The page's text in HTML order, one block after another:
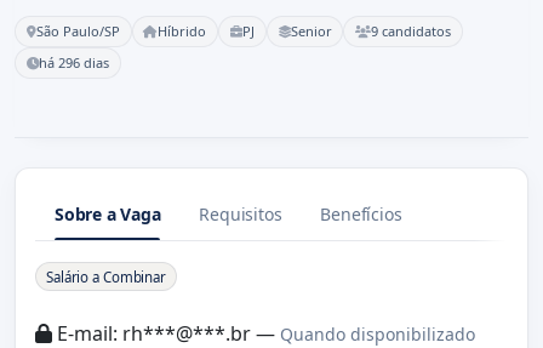
São Paulo/SP Híbrido PJ Senior
9 candidatos
há 296 dias
Sobre a Vaga Requisitos Benefícios
Sobre a Vaga
Salário a Combinar
E-mail: rh***@***.br — Quando disponibilizado